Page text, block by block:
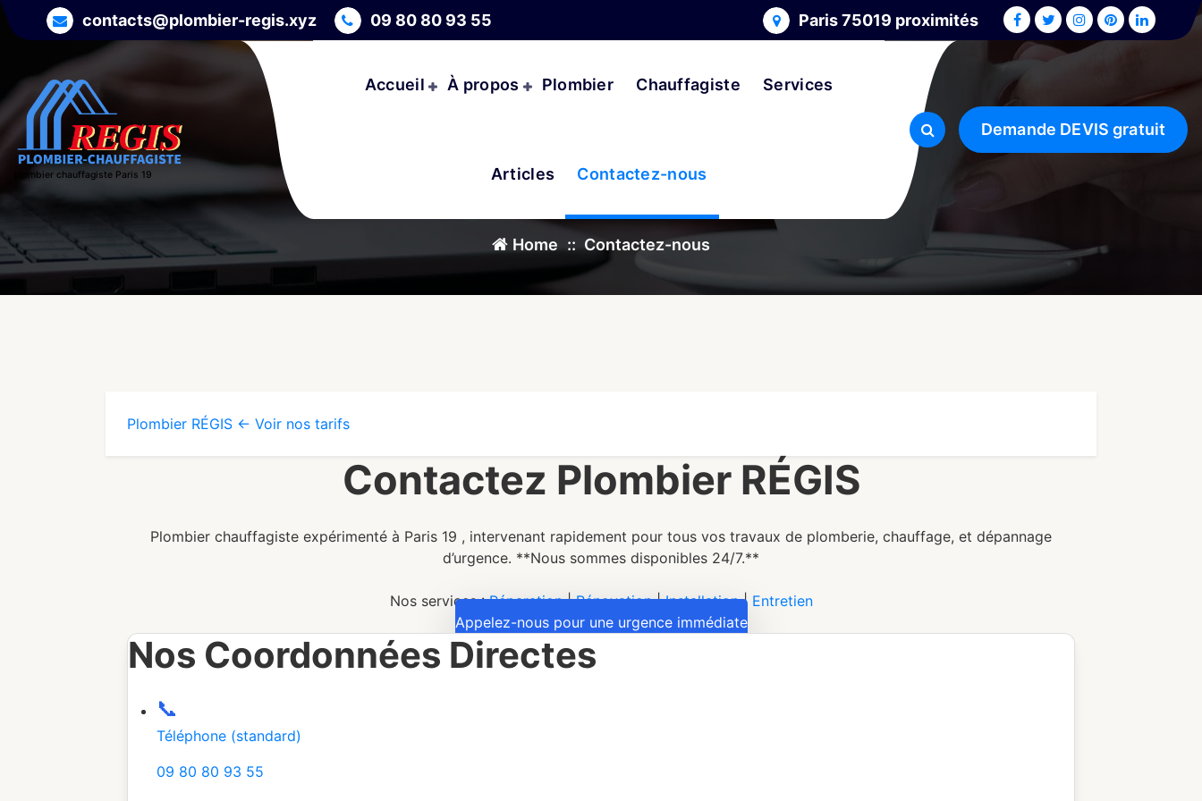
Skip
to
contacts@plombier-regis.xyz 09 80 80 93 55 Paris 75019 proximités
plombier chauffagiste Paris 19
Accueil À propos Plombier Chauffagiste Services
Articles Contactez-nous
Demande DEVIS gratuit
Contactez-nous
Home :: Contactez-nous
Plombier RÉGIS ← Voir nos tarifs
Contactez Plombier RÉGIS
Plombier chauffagiste expérimenté à Paris 19 , intervenant rapidement pour tous vos travaux de plomberie, chauffage, et dépannage
d’urgence. **Nous sommes disponibles 24/7.**
Nos services : Réparation | Rénovation | Installation | Entretien
Appelez-nous pour une urgence immédiate
Nos Coordonnées Directes
📞
Téléphone (standard)
09 80 80 93 55